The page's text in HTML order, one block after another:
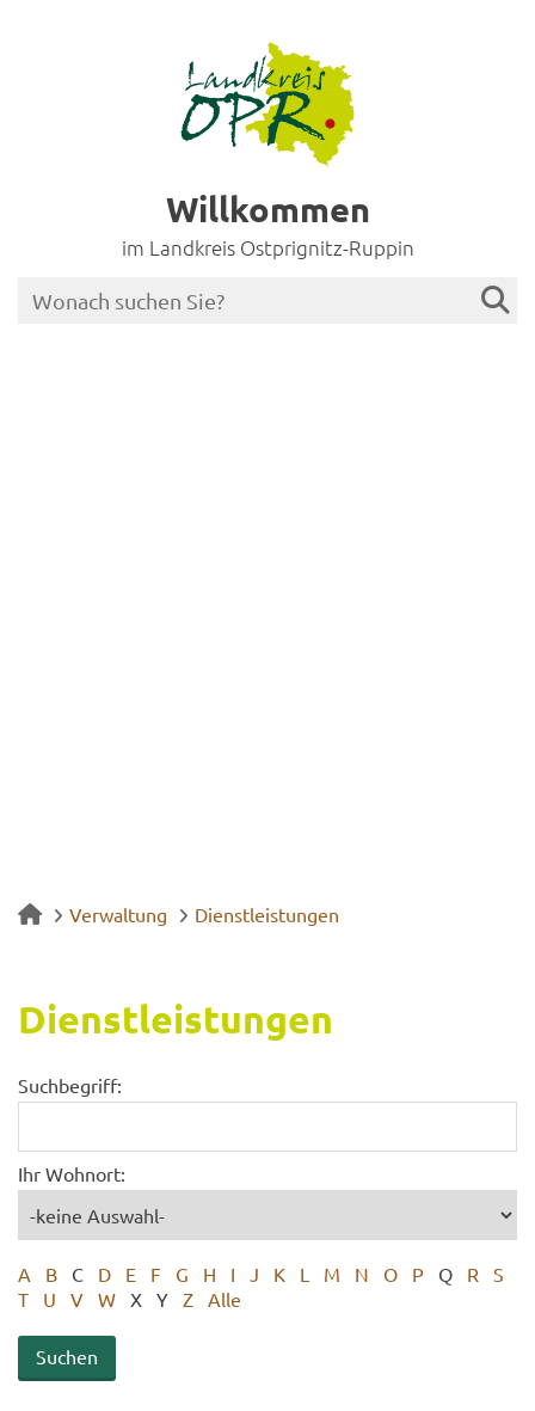
Willkommen
im Landkreis Ostprignitz-Ruppin
Verwaltung Dienstleistungen
Dienst­leis­tun­gen
Suchbegriff:
Ihr Wohnort:
A B C D E F G H I J K L M N O P Q R
S
T
U V W X Y Z Alle